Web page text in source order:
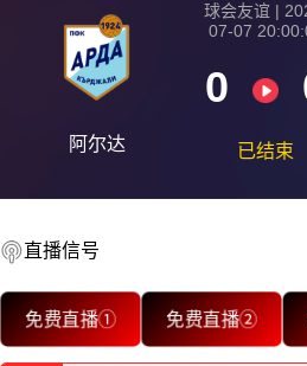
阿尔达
球会友谊 |
07-07
0
已结束
直播信号
免费直播① 免费直播②
2026-08-15 【球会友谊】 阿